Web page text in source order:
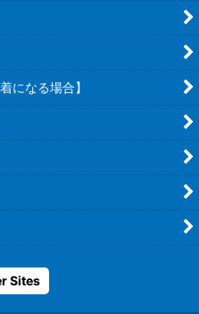
になる場合】
Sites